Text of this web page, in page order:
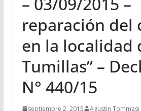
reparación del
en la localidad
Tumillas” –
N° 440/15
septiembre 2, 2015 Agustin Tommasi